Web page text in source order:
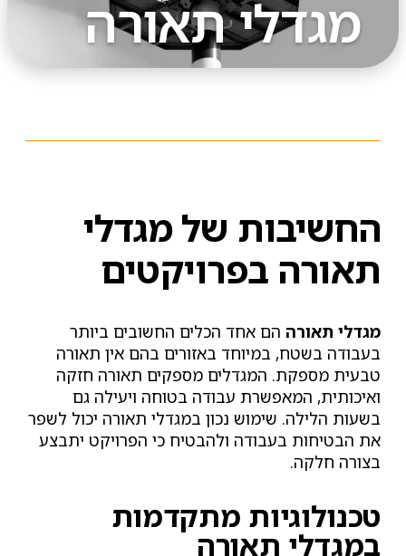
מגדלי תאורה
החשיבות של מגדלי
תאורה בפרויקטים
מגדלי תאורההם אחד הכלים החשובים ביותר
בעבודה בשטח, במיוחד באזורים בהם אין תאורה
טבעית מספקת. המגדלים מספקים תאורה חזקה
ואיכותית, המאפשרת עבודה בטוחה ויעילה גם
בשעות הלילה. שימוש נכון במגדלי תאורה יכול לשפר
את הבטיחות בעבודה ולהבטיח כי הפרויקט יתבצע
בצורה חלקה.
טכנולוגיות מתקדמות
במגדלי תאורה